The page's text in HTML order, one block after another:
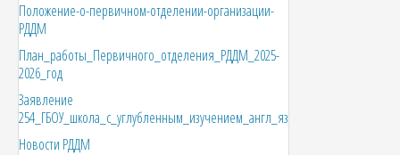
Положение-о-первичном-отделении-организации-
РДДМ
План_работы_Первичного_отделения_РДДМ_2025-
2026_год
Заявление
254_ГБОУ_школа_с_углубленным_изучением_англ_яз
Новости РДДМ